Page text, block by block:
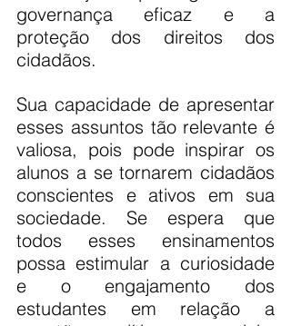
governança eficaz e a
proteção dos direitos dos
cidadãos.
Sua capacidade de apresentar
esses assuntos tão relevante é
valiosa, pois pode inspirar os
alunos a se tornarem cidadãos
conscientes e ativos em sua
sociedade. Se espera que
todos esses ensinamentos
possa estimular a curiosidade
e o engajamento dos
estudantes em relação a